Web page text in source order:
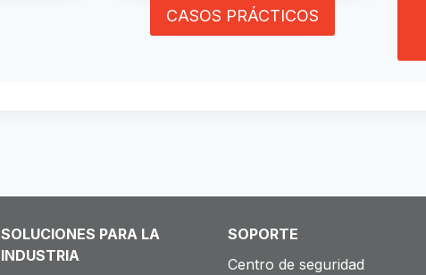
CASOS PRÁCTICOS
SOLUCIONES PARA LA
INDUSTRIA
SOPORTE
Centro de seguridad